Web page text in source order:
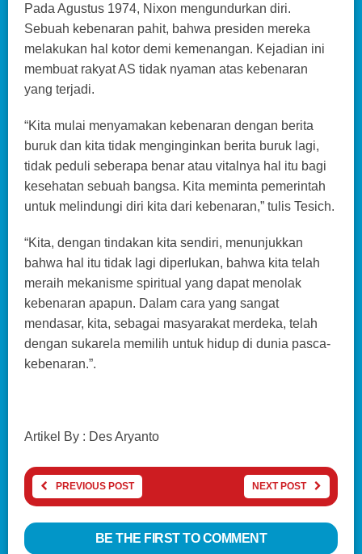
Pada Agustus 1974, Nixon mengundurkan diri.
Sebuah kebenaran pahit, bahwa presiden mereka
melakukan hal kotor demi kemenangan. Kejadian ini
membuat rakyat AS tidak nyaman atas kebenaran
yang terjadi.
“Kita mulai menyamakan kebenaran dengan berita
buruk dan kita tidak menginginkan berita buruk lagi,
tidak peduli seberapa benar atau vitalnya hal itu bagi
kesehatan sebuah bangsa. Kita meminta pemerintah
untuk melindungi diri kita dari kebenaran,” tulis Tesich.
“Kita, dengan tindakan kita sendiri, menunjukkan
bahwa hal itu tidak lagi diperlukan, bahwa kita telah
meraih mekanisme spiritual yang dapat menolak
kebenaran apapun. Dalam cara yang sangat
mendasar, kita, sebagai masyarakat merdeka, telah
dengan sukarela memilih untuk hidup di dunia pasca-
kebenaran.”.
Artikel By : Des Aryanto
PREVIOUS POST NEXT POST
BE THE FIRST TO COMMENT